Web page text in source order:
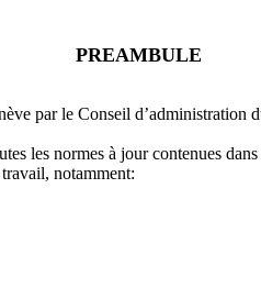
PREAMBULE
par le Conseil
les normes à jour contenues
notamment: